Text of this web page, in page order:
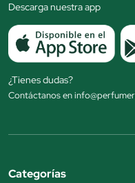
Descarga nuestra app
¿Tienes dudas?
Contáctanos en
Categorías